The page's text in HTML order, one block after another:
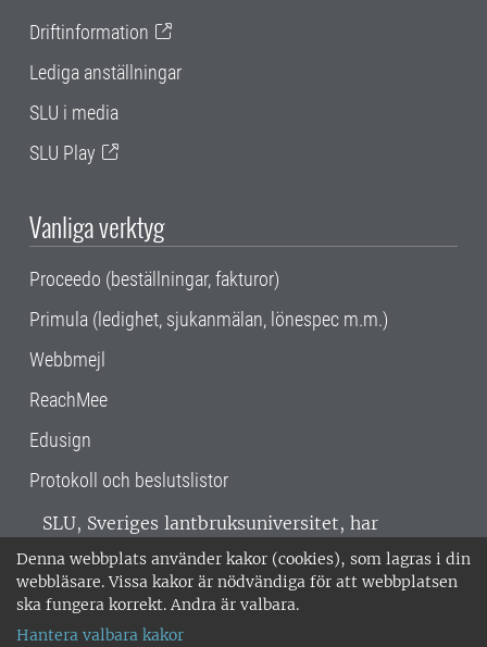
Denna webbplats använder kakor (cookies), som lagras i din
webbläsare. Vissa kakor är nödvändiga för att webbplatsen
ska fungera korrekt. Andra är valbara.
Hantera valbara kakor
Driftinformation
Lediga anställningar
SLU i media
SLU Play
Vanliga verktyg
Proceedo (beställningar, fakturor)
Primula (ledighet, sjukanmälan, lönespec m.m.)
Webbmejl
ReachMee
Edusign
Protokoll och beslutslistor
SLU, Sveriges lantbruksuniversitet, har
verksamhet över hela Sverige. Huvudorter är
Alnarp, Uppsala och Umeå.SLU är
miljöcertifierat enligt ISO 14001. •
018-67 10 00 • Org nr: 202100-2817 •